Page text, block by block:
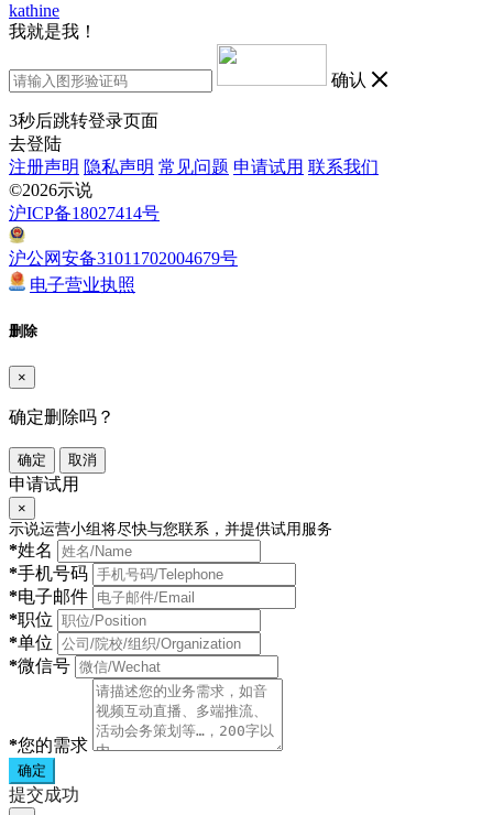
kathine
我就是我！
确认
3秒后跳转登录页面
去登陆
注册声明 隐私声明 常见问题 申请试用 联系我们
©2026示说
沪ICP备18027414号
沪公网安备31011702004679号
电子营业执照
删除
×
确定删除吗？
确定 取消
申请试用
×
示说运营小组将尽快与您联系，并提供试用服务
*姓名
*手机号码
*电子邮件
*职位
*单位
*微信号
*您的需求
确定
提交成功